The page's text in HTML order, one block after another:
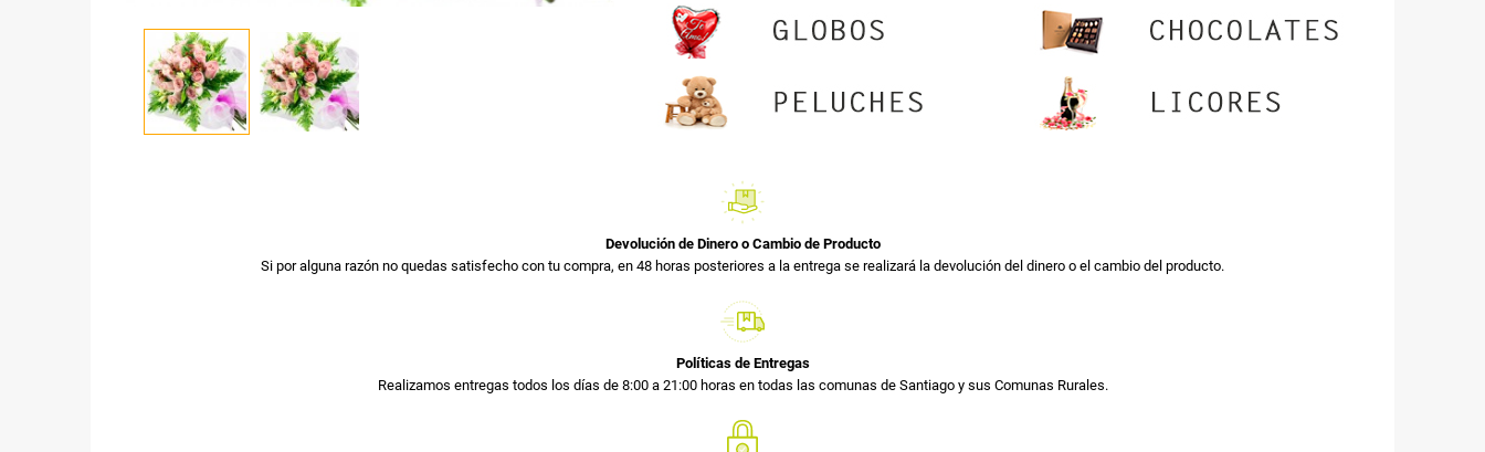
Devolución de Dinero o Cambio de Producto
Si por alguna razón no quedas satisfecho con tu compra, en 48 horas posteriores a la entrega se realizará la devolución del dinero o el cambio del producto.
Políticas de Entregas
Realizamos entregas todos los días de 8:00 a 21:00 horas en todas las comunas de Santiago y sus Comunas Rurales.